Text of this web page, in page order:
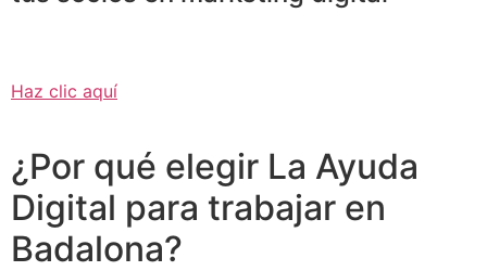
Haz clic aquí
¿Por qué elegir La Ayuda
Digital para trabajar en
Badalona?